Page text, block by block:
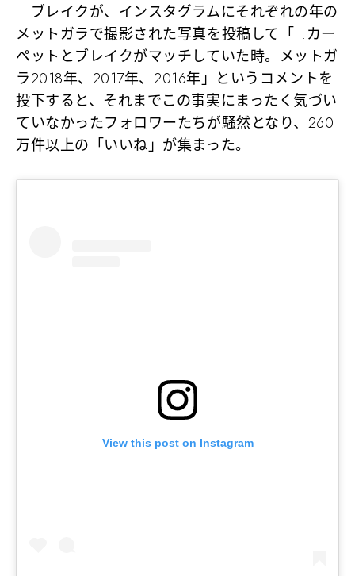
ブレイクが、インスタグラムにそれぞれの年の
メットガラで撮影された写真を投稿して「…カー
ペットとブレイクがマッチしていた時。メットガ
ラ2018年、2017年、2016年」というコメントを
投下すると、それまでこの事実にまったく気づい
ていなかったフォロワーたちが騒然となり、260
万件以上の「いいね」が集まった。
View this post on Instagram